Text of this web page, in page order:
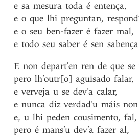
e sa mesura toda é entença,
e o que lhi preguntan,
e o seu ben-fazer é fazer mal,
e todo seu saber é sen sabença
E non depart’en ren de que se
pero lh’outr[o] aguisado falar,
e verveja u se dev’a calar,
e nunca diz verdad’u máis non
e, u lhi peden cousimento, fal,
pero é mans’u dev’a fazer al,